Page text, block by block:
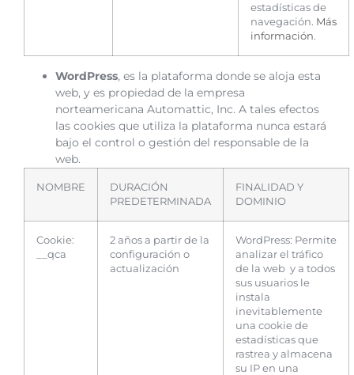
estadísticas de
navegación. Más
información.
WordPress, es la plataforma donde se aloja esta
web, y es propiedad de la empresa
norteamericana Automattic, Inc. A tales efectos
las cookies que utiliza la plataforma nunca estará
bajo el control o gestión del responsable de la
web.
NOMBRE
DURACIÓN
PREDETERMINADA
FINALIDAD Y
DOMINIO
Cookie:
__qca
2 años a partir de la
configuración o
actualización
WordPress: Permite
analizar el tráfico
de la web y a todos
sus usuarios le
instala
inevitablemente
una cookie de
estadísticas que
rastrea y almacena
su IP en una